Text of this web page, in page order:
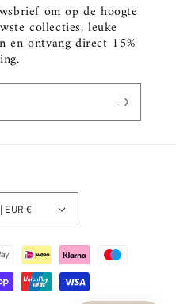
om op de hoogte
collecties, leuke
en ontvang direct 15%
Nederland | EUR €